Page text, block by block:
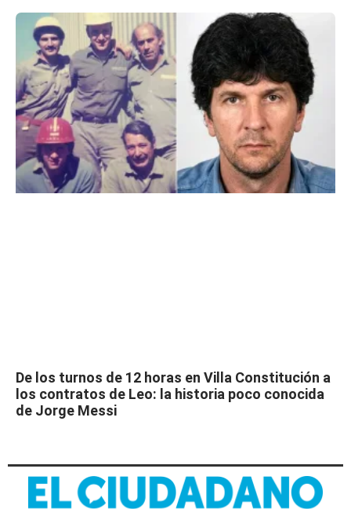
De los turnos de 12 horas en Villa Constitución a
los contratos de Leo: la historia poco conocida
de Jorge Messi